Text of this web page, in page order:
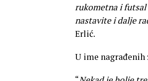
rukometna i futsal
nastavite i dalje
Erlić.
U ime